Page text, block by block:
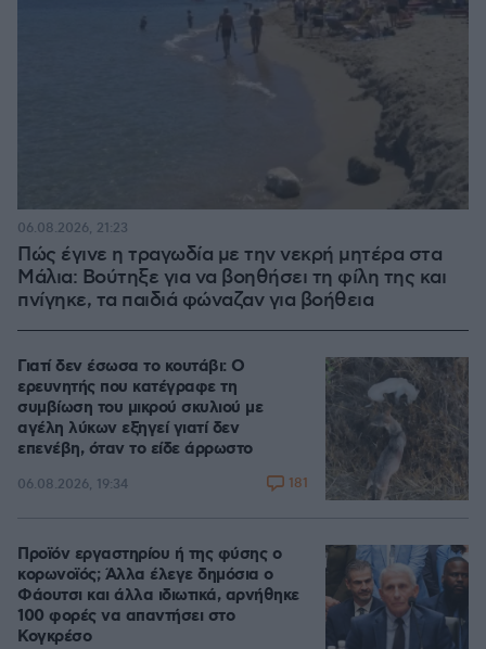
Πώς έγινε η τραγωδία με την νεκρή μητέρα στα
Μάλια: Βούτηξε για να βοηθήσει τη φίλη της και
πνίγηκε, τα παιδιά φώναζαν για βοήθεια
06.08.2026, 21:23
Γιατί δεν έσωσα το κουτάβι: Ο
ερευνητής που κατέγραφε τη
συμβίωση του μικρού σκυλιού με
αγέλη λύκων εξηγεί γιατί δεν
επενέβη, όταν το είδε άρρωστο
06.08.2026, 19:34 181
Προϊόν εργαστηρίου ή της φύσης ο
κορωνοϊός; Άλλα έλεγε δημόσια ο
Φάουτσι και άλλα ιδιωτικά, αρνήθηκε
100 φορές να απαντήσει στο
Κογκρέσο